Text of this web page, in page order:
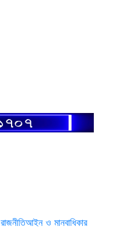
রাজনীতিআইন ও মানবাধিকার